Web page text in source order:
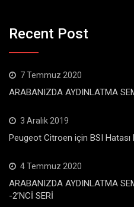
Recent Post
7 Temmuz 2020
ARABANIZDA AYDINLATMA
3 Aralık 2019
Peugeot Citroen için BSI Hatası
4 Temmuz 2020
ARABANIZDA AYDINLATMA
-2’NCİ SERİ